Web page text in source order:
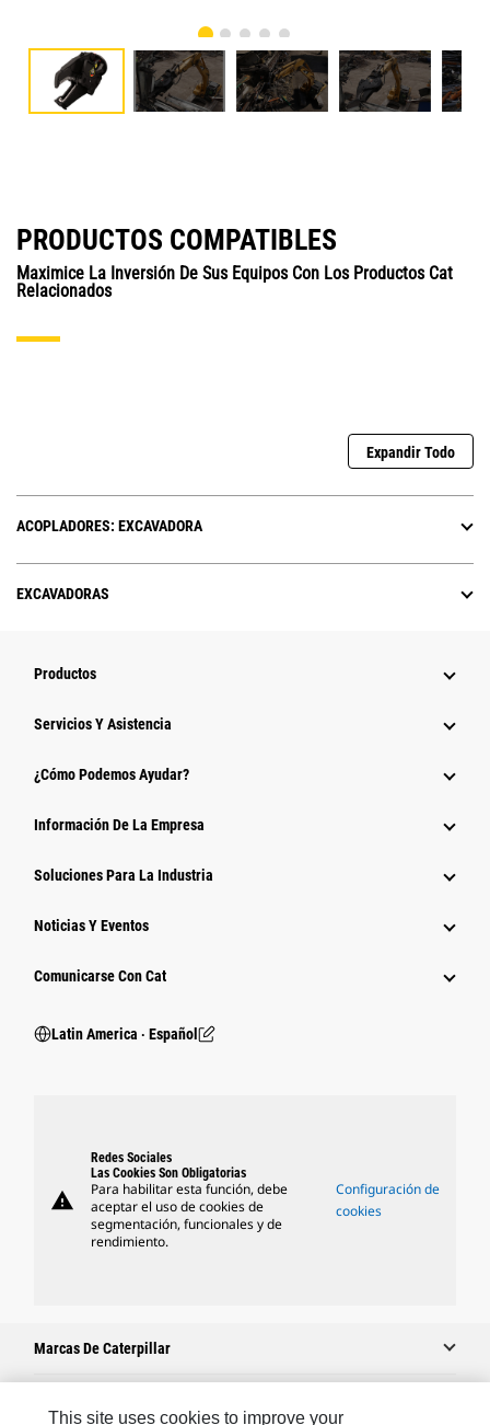
PRODUCTOS COMPATIBLES
Maximice La Inversión De Sus Equipos Con Los Productos Cat
Relacionados
Expandir Todo
ACOPLADORES: EXCAVADORA
EXCAVADORAS
Productos
Servicios Y Asistencia
¿Cómo Podemos Ayudar?
Información De La Empresa
Soluciones Para La Industria
Noticias Y Eventos
Comunicarse Con Cat
Latin America ‧ Español
warning
Redes Sociales
Las Cookies Son Obligatorias
Para habilitar esta función, debe
aceptar el uso de cookies de
segmentación, funcionales y de
rendimiento.
Configuración de
cookies
Marcas De Caterpillar
This site uses cookies to improve your